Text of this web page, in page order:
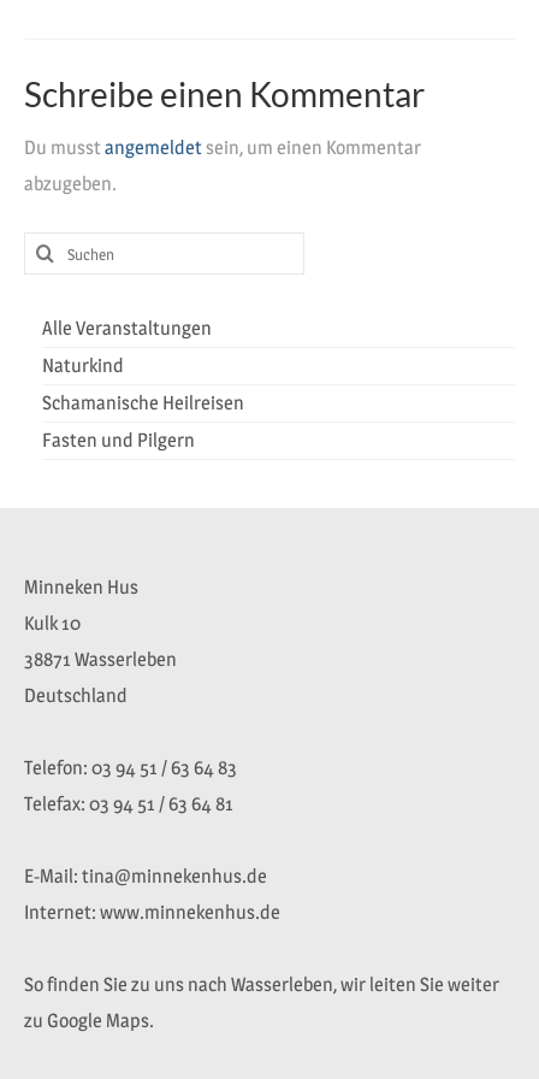
Veranstaltungen
Schreibe einen Kommentar
Du musstangemeldetsein, um einen Kommentar
abzugeben.
Suchen
Alle Veranstaltungen
Naturkind
Schamanische Heilreisen
Fasten und Pilgern
Minneken Hus
Kulk 10
38871 Wasserleben
Deutschland
Telefon: 03 94 51 / 63 64 83
Telefax: 03 94 51 / 63 64 81
E-Mail: tina@minnekenhus.de
Internet: www.minnekenhus.de
So finden Sie zu uns nach Wasserleben, wir leiten Sie weiter
zu Google Maps.